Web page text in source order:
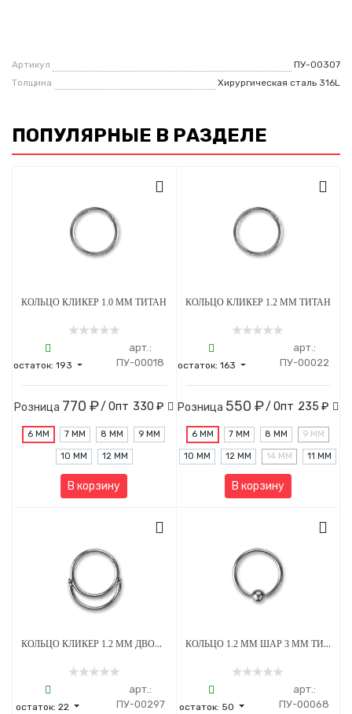
Артикул
ПУ-00307
Толщина
Хирургическая сталь 316L
ПОПУЛЯРНЫЕ В РАЗДЕЛЕ
КОЛЬЦО КЛИКЕР 1.0 ММ ТИТАН
остаток: 193
арт.:
ПУ-00018
Розница 770 ₽/ Опт 330 ₽
6 ММ 7 ММ 8 ММ 9 ММ
10 ММ 12 ММ
В корзину
КОЛЬЦО КЛИКЕР 1.2 ММ ТИТАН
остаток: 163
арт.:
ПУ-00022
Розница 550 ₽/ Опт 235 ₽
6 ММ 7 ММ 8 ММ 9 ММ
10 ММ 12 ММ 14 ММ 11 ММ
В корзину
КОЛЬЦО КЛИКЕР 1.2 ММ ДВОЙНОЕ ТИТАН
остаток:22
арт.:
ПУ-00297
КОЛЬЦО 1.2 ММ ШАР 3 ММ ТИТАН
остаток: 50
арт.:
ПУ-00068